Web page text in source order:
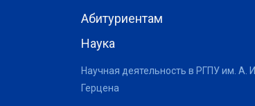
Абитуриентам
Наука
Научная деятельность в РГПУ им. А. И.
Герцена